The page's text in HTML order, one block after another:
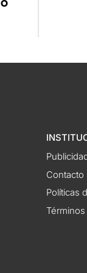
Contacto
Políticas